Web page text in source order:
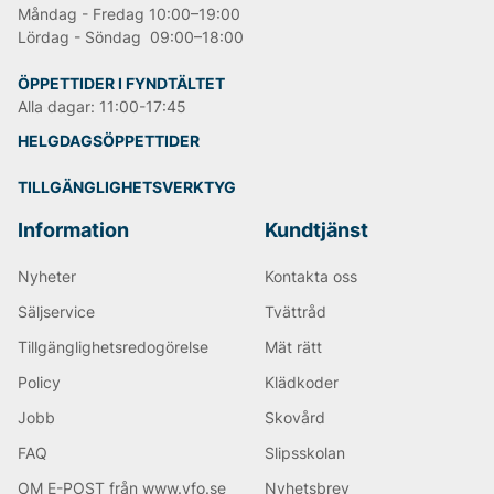
Måndag - Fredag 10:00–19:00
Lördag - Söndag 09:00–18:00
ÖPPETTIDER I FYNDTÄLTET
Alla dagar: 11:00-17:45
HELGDAGSÖPPETTIDER
TILLGÄNGLIGHETSVERKTYG
Information
Nyheter
Säljservice
Tillgänglighetsredogörelse
Policy
Jobb
FAQ
OM E-POST från www.vfo.se
Kundtjänst
Kontakta oss
Tvättråd
Mät rätt
Klädkoder
Skovård
Slipsskolan
Nyhetsbrev